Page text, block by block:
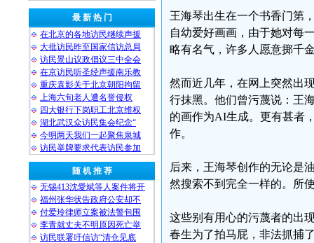
最 新 热 门
在北京的各地访民继续声援
大批访民昨至国家信访总局
访民景山议政倡议三中全会
在京访民听圣经声援南乐教
重庆袁影关于北京朝阳拘留
上海六旬老人遭名誉侵权
四大银行下岗职工北京维权
湖北武汉众访民集会纪念“
今明两天我们一起聚焦泉城
访民举牌要求代表访民参加
随 机 推 荐
无锡413沈愛斌等人案件将开
福州张华状告政府公安却不
付爱玲律师立案被法警包围
李青就丈夫不明原因死亡举
访民联署吁信访“清仓见底
王海琴出生在一个书香门第
自幼爱好画画，由于她对每
略有名气，许多人愿意掷千
然而近几年，在网上突然出
行抹黑。他们曾污蔑说：王
的画作为AI生成。更有甚者
作。
后来，王海琴创作的无论是
然搜索不到完全一样的。所
这些别有用心的污蔑者的出
春生为了拍马屁，非法抓捕